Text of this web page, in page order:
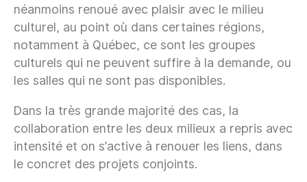
néanmoins renoué avec plaisir avec le milieu
culturel, au point où dans certaines régions,
notamment à Québec, ce sont les groupes
culturels qui ne peuvent suffire à la demande, ou
les salles qui ne sont pas disponibles.
Dans la très grande majorité des cas, la
collaboration entre les deux milieux a repris avec
intensité et on s’active à renouer les liens, dans
le concret des projets conjoints.